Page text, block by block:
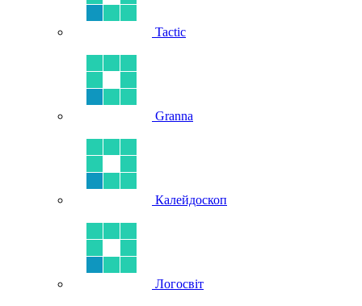
Tactic
Granna
Калейдоскоп
Логосвіт